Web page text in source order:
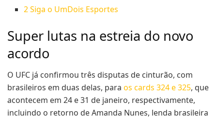
2Siga o UmDois Esportes
Super lutas na estreia do novo
acordo
O UFC já confirmou três disputas de cinturão, com
brasileiros em duas delas, para os cards 324 e 325, que
acontecem em 24 e 31 de janeiro, respectivamente,
incluindo o retorno de Amanda Nunes, lenda brasileira